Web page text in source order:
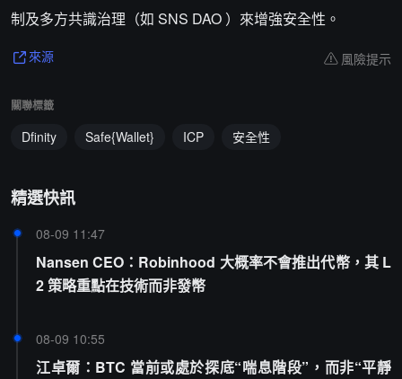
制及多方共識治理（如 SNS DAO ）來增強安全性。
來源 風險提示
關聯標籤
Dfinity Safe{Wallet} ICP 安全性
精選快訊
08-09 11:47
Nansen CEO：Robinhood 大概率不會推出代幣，其 L
2 策略重點在技術而非發幣
08-09 10:55
江卓爾：BTC 當前或處於探底“喘息階段”，而非“平靜